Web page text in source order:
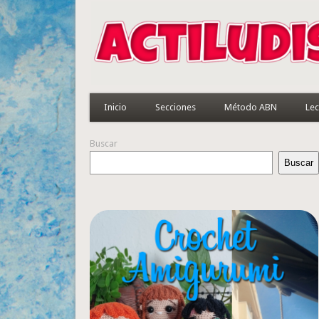
Inicio Secciones Método ABN
Buscar
Buscar